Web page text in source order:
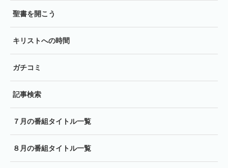
聖書を開こう
キリストへの時間
ガチコミ
記事検索
７月の番組タイトル一覧
８月の番組タイトル一覧